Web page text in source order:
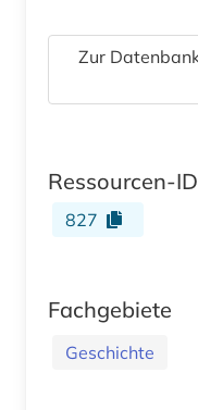
Zur
Ressourcen-ID
827
Fachgebiete
Geschichte